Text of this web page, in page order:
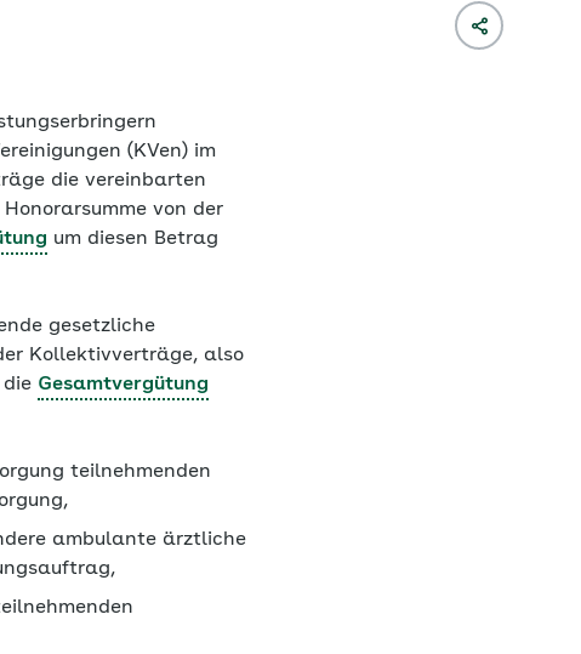
(KVen) im
die vereinbarten
von der
um diesen Betrag
gesetzliche
Kollektivverträge, also
die Gesamtvergütung
teilnehmenden
ambulante ärztliche